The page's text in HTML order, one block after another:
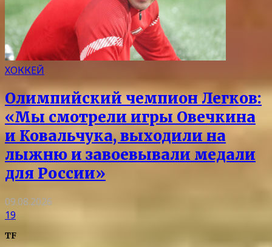
ХОККЕЙ
Олимпийский чемпион Легков:
«Мы смотрели игры Овечкина
и Ковальчука, выходили на
лыжню и завоевывали медали
для России»
09.08.2026
19
TF